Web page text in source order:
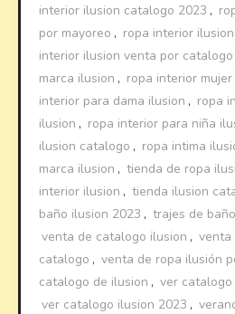
interior ilusion catalogo 2023 ,
por mayoreo , ropa interior
interior ilusion venta por catalogo
marca ilusion , ropa interior
interior para dama ilusion , ropa
ilusion , ropa interior para niña
ilusion catalogo , ropa intima
marca ilusion , tienda de ropa
interior ilusion , tienda ilusion
baño ilusion 2023 , trajes de
venta de catalogo ilusion , venta
catalogo , venta de ropa ilusión
catalogo de ilusion , ver
ver catalogo ilusion 2023 ,